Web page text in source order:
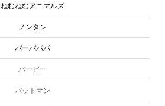
ねむねむアニマルズ
ノンタン
バーバパパ
バービー
バットマン